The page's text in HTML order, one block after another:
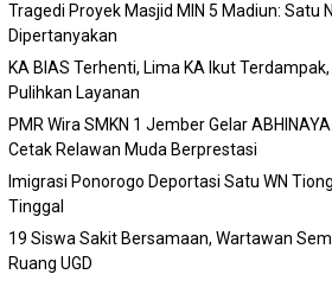
Tragedi Proyek Masjid MIN 5 Madiun: Satu
Dipertanyakan
KA BIAS Terhenti, Lima KA Ikut
Pulihkan Layanan
PMR Wira SMKN 1 Jember Gelar
Cetak Relawan Muda Berprestasi
Imigrasi Ponorogo Deportasi Satu WN
Tinggal
19 Siswa Sakit Bersamaan, Wartawan
Ruang UGD